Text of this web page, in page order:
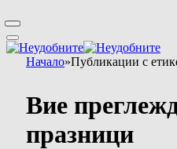
Начало»Публикации с
Вие
празници